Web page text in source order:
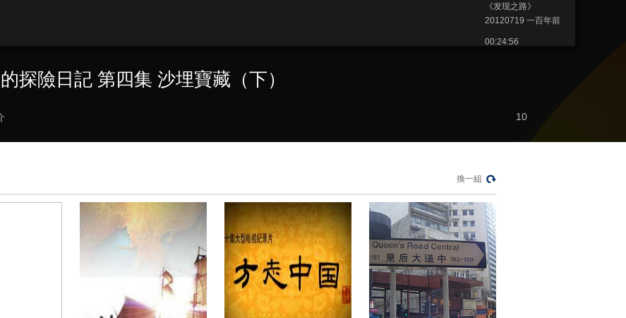
《发现之路》
20120719 一百年前
00:24:56
《发现之路》
的探险日记 第九集 老
反制美國！中方公佈5
項措施
新聞1+1
上班“摸魚”公司有權開
除嗎？
中國法治觀察
新版《防衛白皮書》
探險日記 第四集 沙埋寶藏（下）
10
換一組